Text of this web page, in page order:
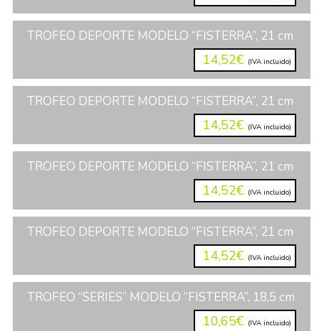
TROFEO DEPORTE MODELO “FISTERRA”, 21 cm
14,52€ (IVA incluido)
TROFEO DEPORTE MODELO “FISTERRA”, 21 cm
14,52€ (IVA incluido)
TROFEO DEPORTE MODELO “FISTERRA”, 21 cm
14,52€ (IVA incluido)
TROFEO DEPORTE MODELO “FISTERRA”, 21 cm
14,52€ (IVA incluido)
TROFEO “SERIES” MODELO “FISTERRA”, 18,5 cm
10,65€ (IVA incluido)